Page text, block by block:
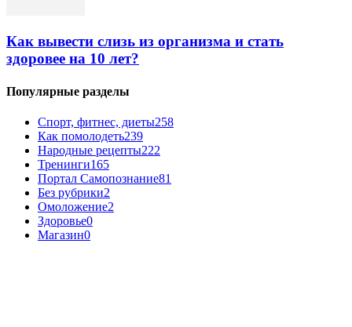
Как вывести слизь из организма и стать
здоровее на 10 лет?
Популярные разделы
Спорт, фитнес, диеты258
Как помолодеть239
Народные рецепты222
Тренинги165
Портал Самопознание81
Без рубрики2
Омоложение2
Здоровье0
Магазин0